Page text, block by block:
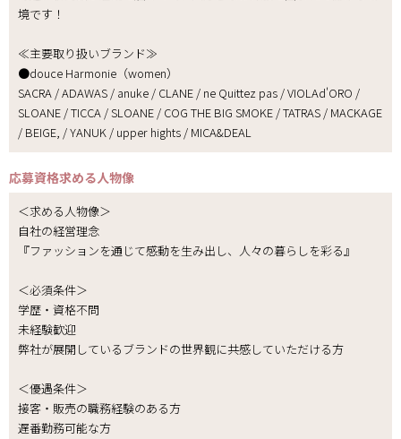
境です！
≪主要取り扱いブランド≫
●douce Harmonie（women）
SACRA / ADAWAS / anuke / CLANE / ne Quittez pas / VIOLAd'ORO /
SLOANE / TICCA / SLOANE / COG THE BIG SMOKE / TATRAS / MACKAGE
/ BEIGE, / YANUK / upper hights / MICA&DEAL
応募資格求める人物像
＜求める人物像＞
自社の経営理念
『ファッションを通じて感動を生み出し、人々の暮らしを彩る』
＜必須条件＞
学歴・資格不問
未経験歓迎
弊社が展開しているブランドの世界観に共感していただける方
＜優遇条件＞
接客・販売の職務経験のある方
遅番勤務可能な方